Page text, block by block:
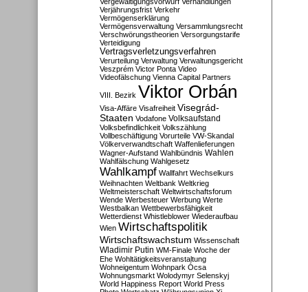
Verjährungsfrist Verkehr
Vermögenserklärung
Vermögensverwaltung Versammlungsrecht
Verschwörungstheorien Versorgungstarife
Verteidigung
Vertragsverletzungsverfahren
Verurteilung Verwaltung Verwaltungsgericht
Veszprém Victor Ponta Video
Videofälschung Vienna Capital Partners
VIII. Bezirk Viktor Orbán
Visa-Affäre Visafreiheit Visegrád-
Staaten Vodafone Volksaufstand
Volksbefindlichkeit Volkszählung
Vollbeschäftigung Vorurteile VW-Skandal
Völkerverwandtschaft Waffenlieferungen
Wagner-Aufstand Wahlbündnis Wahlen
Wahlfälschung Wahlgesetz
Wahlkampf Wallfahrt Wechselkurs
Weihnachten Weltbank Weltkrieg
Weltmeisterschaft Weltwirtschaftsforum
Wende Werbesteuer Werbung Werte
Westbalkan Wettbewerbsfähigkeit
Wetterdienst Whistleblower Wiederaufbau
Wien Wirtschaftspolitik
Wirtschaftswachstum Wissenschaft
Wladimir Putin WM-Finale Woche der
Ehe Wohltätigkeitsveranstaltung
Wohneigentum Wohnpark Ócsa
Wohnungsmarkt Wolodymyr Selenskyj
World Happiness Report World Press